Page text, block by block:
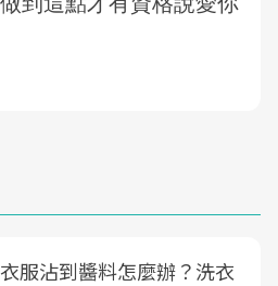
衣服沾到醬料怎麼辦？洗衣